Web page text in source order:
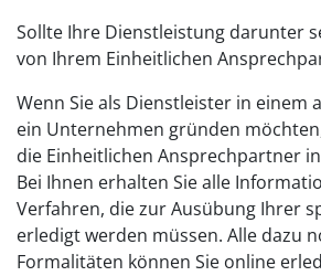
Sollte Ihre Dienstleistung darunter
von Ihrem Einheitlichen
Wenn Sie als Dienstleister in einem
ein Unternehmen gründen
die Einheitlichen Ansprechpartner
Bei Ihnen erhalten Sie alle
Verfahren, die zur Ausübung Ihrer
erledigt werden müssen. Alle dazu
Formalitäten können Sie online